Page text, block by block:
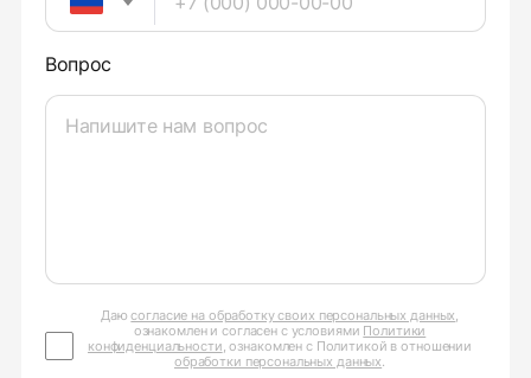
Вопрос
Даюсогласие на обработку своих персональных данных,
ознакомлен и согласен с условиями Политики
конфиденциальности, ознакомлен с Политикой в отношении
обработки персональных данных.